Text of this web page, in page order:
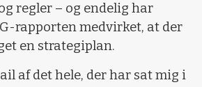
regler – og endelig har
rapporten medvirket, at der
en strategiplan.
af det hele, der har sat mig i